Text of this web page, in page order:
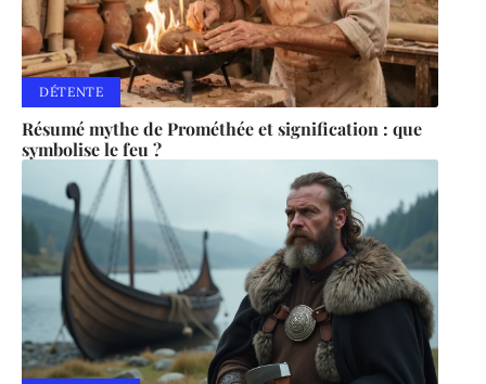
DÉTENTE
Résumé mythe de Prométhée et signification : que
symbolise le feu ?